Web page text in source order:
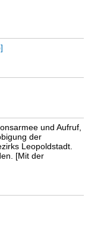
]
und Aufruf,
der
Leopoldstadt.
[Mit der